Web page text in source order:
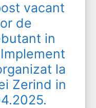
vacant
de
in
la
Zerind in